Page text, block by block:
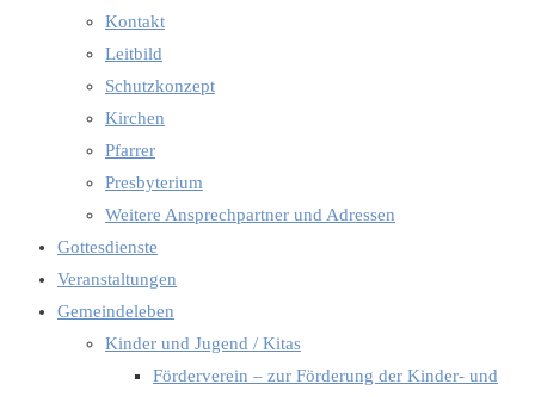
Kontakt
Leitbild
Schutzkonzept
Kirchen
Pfarrer
Presbyterium
Weitere Ansprechpartner und Adressen
Gottesdienste
Veranstaltungen
Gemeindeleben
Kinder und Jugend / Kitas
Förderverein – zur Förderung der Kinder- und